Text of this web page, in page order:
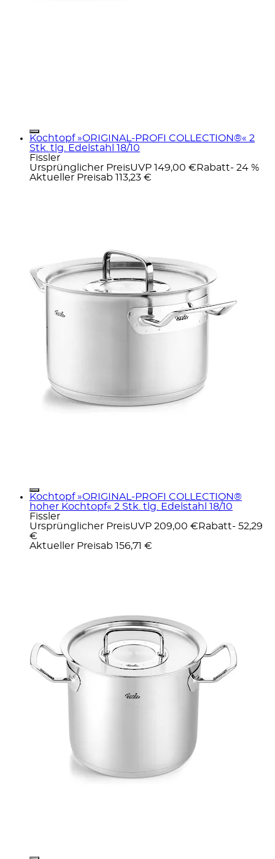
Kochtopf »ORIGINAL-PROFI COLLECTION®« 2
Stk. tlg. Edelstahl 18/10
Fissler
Ursprünglicher PreisUVP 149,00 € Rabatt- 24 %
Aktueller Preisab 113,23 €
Kochtopf »ORIGINAL-PROFI COLLECTION®
hoher Kochtopf« 2 Stk. tlg. Edelstahl 18/10
Fissler
Ursprünglicher PreisUVP 209,00 € Rabatt- 52,29
€
Aktueller Preisab 156,71 €